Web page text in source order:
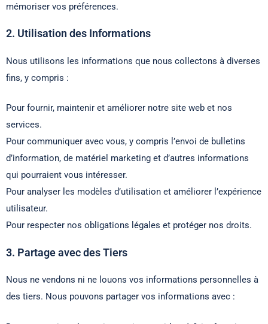
mémoriser vos préférences.
2. Utilisation des Informations
Nous utilisons les informations que nous collectons à diverses
fins, y compris :
Pour fournir, maintenir et améliorer notre site web et nos
services.
Pour communiquer avec vous, y compris l’envoi de bulletins
d’information, de matériel marketing et d’autres informations
qui pourraient vous intéresser.
Pour analyser les modèles d’utilisation et améliorer l’expérience
utilisateur.
Pour respecter nos obligations légales et protéger nos droits.
3. Partage avec des Tiers
Nous ne vendons ni ne louons vos informations personnelles à
des tiers. Nous pouvons partager vos informations avec :